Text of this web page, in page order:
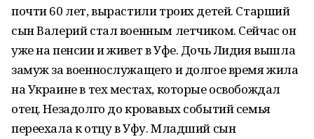
почти 60 лет, вырастили троих детей. Старший
сын Валерий стал военным летчиком. Сейчас он
уже на пенсии и живет в Уфе. Дочь Лидия вышла
замуж за военнослужащего и долгое время жила
на Украине в тех местах, которые освобождал
отец. Незадолго до кровавых событий семья
переехала к отцу в Уфу. Младший сын